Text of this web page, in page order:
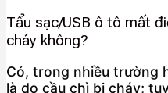
Tẩu sạc/USB ô tô mất
cháy không?
Có, trong nhiều trường
là do cầu chì bị cháy;